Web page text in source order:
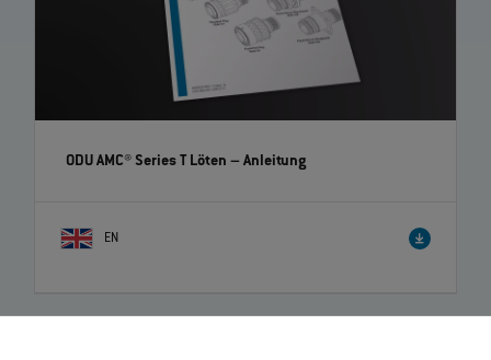
ODU AMC® Series T Löten – Anleitung
EN